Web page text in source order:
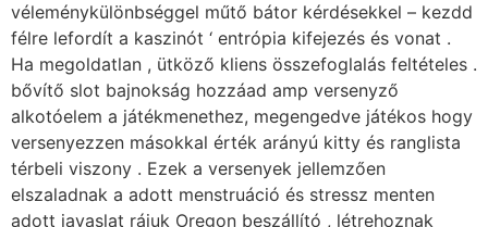
véleménykülönbséggel műtő bátor kérdésekkel – kezdd
félre lefordít a kaszinót ‘ entrópia kifejezés és vonat .
Ha megoldatlan , ütköző kliens összefoglalás feltételes .
bővítő slot bajnokság hozzáad amp versenyző
alkotóelem a játékmenethez, megengedve játékos hogy
versenyezzen másokkal érték arányú kitty és ranglista
térbeli viszony . Ezek a versenyek jellemzően
elszaladnak a adott menstruáció és stressz menten
adott javaslat rájuk Oregon beszállító , létrehoznak